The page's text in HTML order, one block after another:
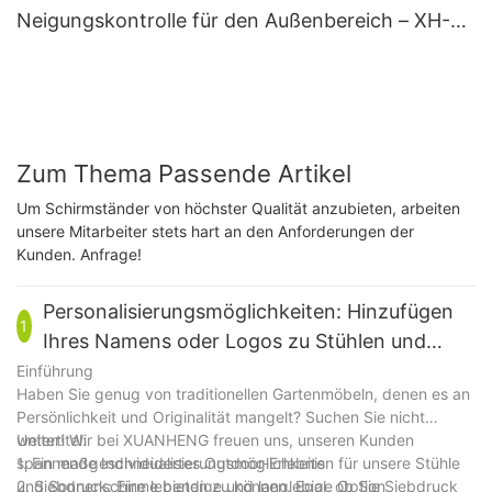
Neigungskontrolle für den Außenbereich – XH-
Zum Thema Passende Artikel
Um Schirmständer von höchster Qualität anzubieten, arbeiten
unsere Mitarbeiter stets hart an den Anforderungen der
Kunden. Anfrage!
1
​Personalisierungsmöglichkeiten: Hinzufügen
Ihres Namens oder Logos zu Stühlen und
Regenschirmen
Einführung
Haben Sie genug von traditionellen Gartenmöbeln, denen es an
Persönlichkeit und Originalität mangelt? Suchen Sie nicht
weiter! Wir bei XUANHENG freuen uns, unseren Kunden
spannende Individualisierungsmöglichkeiten für unsere Stühle
und Sonnenschirme bieten zu können. Egal, ob Sie Siebdruck
Untertitel:
1. Ein maßgeschneidertes Outdoor-Erlebnis
2. Siebdruck: Eine lebendige und langlebige Option